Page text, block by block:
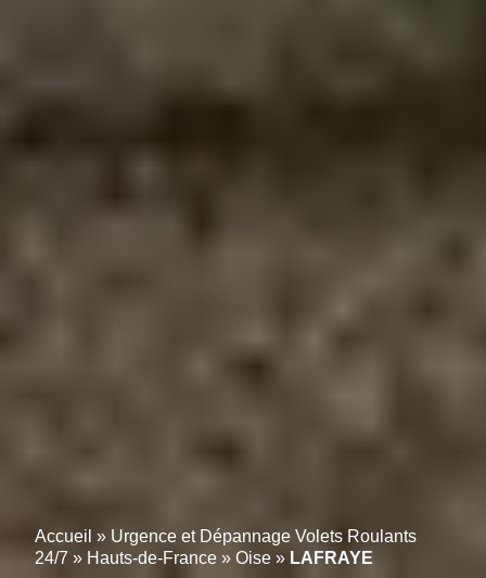
Accueil » Urgence et Dépannage Volets Roulants
24/7 » Hauts-de-France » Oise » LAFRAYE